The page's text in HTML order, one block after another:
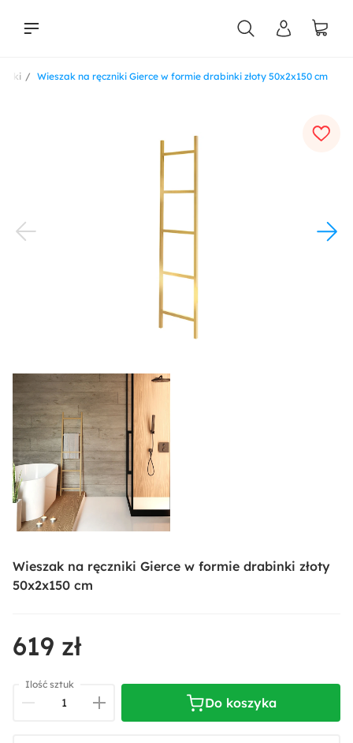
Wieszak na ręczniki Gierce w formie drabinki złoty 50x2x150 cm
Wieszak na ręczniki Gierce w formie drabinki złoty
50x2x150 cm
619 zł
Ilość sztuk
Do koszyka